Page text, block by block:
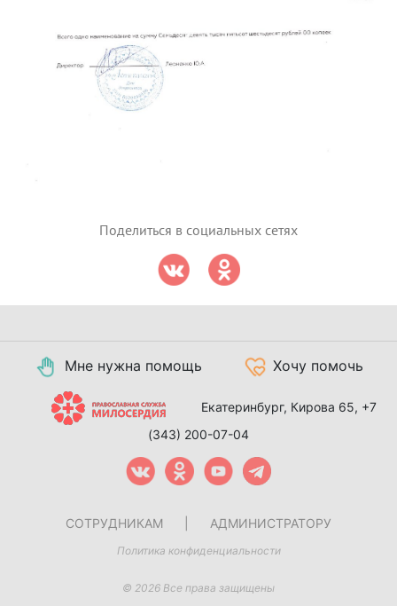
Поделиться в социальных сетях
Мне нужна помощь Хочу помочь
Екатеринбург, Кирова 65, +7
(343) 200-07-04
СОТРУДНИКАМ АДМИНИСТРАТОРУ
Политика конфиденциальности
© 2026 Все права защищены